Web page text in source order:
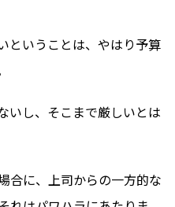
ということは、やはり予算
いし、そこまで厳しいとは
合に、上司からの一方的な